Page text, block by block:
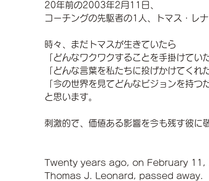
20年前の2003年2月11日、
コーチングの先駆者の1人、トマス・レ
時々、まだトマスが生きていたら
「どんなワクワクすることを手掛けてい
「どんな言葉を私たちに投げかけてくれ
「今の世界を見てどんなビジョンを持つ
と思います。
刺激的で、価値ある影響を今も残す彼に
Twenty years ago, on February
Thomas J. Leonard, passed away.